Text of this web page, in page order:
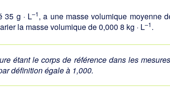
35 g · L–1, a une masse volumique moyenne
la masse volumique de 0,000 8 kg · L–1.
étant le corps de référence dans les
définition égale à 1,000.